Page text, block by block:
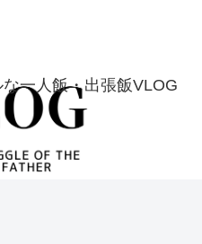
一人飯・出張飯VLOG